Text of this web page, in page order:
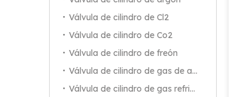
Válvula de cilindro de Cl2
Válvula de cilindro de Co2
Válvula de cilindro de freón
Válvula de cilindro de gas de alta pureza
Válvula de cilindro de gas refrigerante